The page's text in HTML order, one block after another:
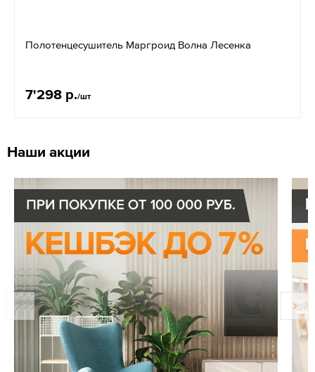
Полотенцесушитель Маргроид Волна Лесенка
7'298 р./шт
Наши акции